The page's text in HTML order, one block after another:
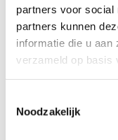
partners voor social
partners kunnen
informatie die u aan
verzameld op basis
Noodzakelijk
Formaat
Kleur: Brons patina